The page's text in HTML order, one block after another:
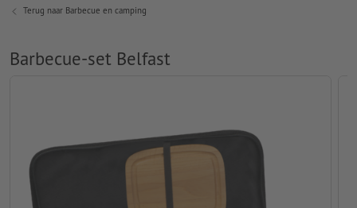
Terug naar Barbecue en camping
Barbecue-set Belfast